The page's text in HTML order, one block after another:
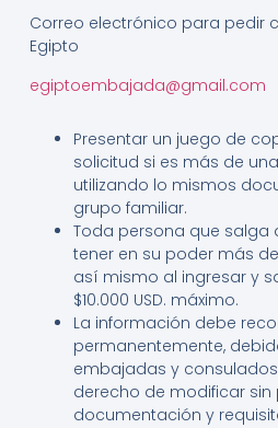
Correo electrónico para pedir
Egipto
egiptoembajada@gmail.com
Presentar un juego de
solicitud si es más de
utilizando lo mismos
grupo familiar.
Toda persona que salga
tener en su poder más
así mismo al ingresar y
$10.000 USD. máximo.
La información debe
permanentemente,
embajadas y
derecho de modificar sin
documentación y